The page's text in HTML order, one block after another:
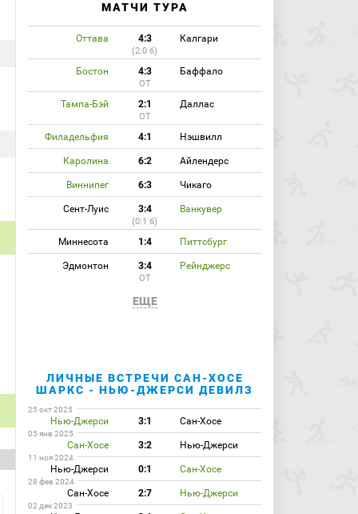
МАТЧИ ТУРА
Оттава 4:3 Калгари
(2:0 б)
Бостон 4:3 Баффало
ОТ
Тампа-Бэй 2:1 Даллас
ОТ
Филадельфия 4:1 Нэшвилл
Каролина 6:2 Айлендерс
Виннипег 6:3 Чикаго
Сент-Луис 3:4 Ванкувер
(0:1 б)
Миннесота 1:4 Питтсбург
Эдмонтон 3:4 Рейнджерс
ОТ
ЕЩЕ
ЛИЧНЫЕ ВСТРЕЧИ САН-ХОСЕ
ШАРКС - НЬЮ-ДЖЕРСИ ДЕВИЛЗ
25 окт 2025
Нью-Джерси 3:1 Сан-Хосе
05 янв 2025
Сан-Хосе 3:2 Нью-Джерси
11 ноя 2024
Нью-Джерси 0:1 Сан-Хосе
28 фев 2024
Сан-Хосе 2:7 Нью-Джерси
02 дек 2023